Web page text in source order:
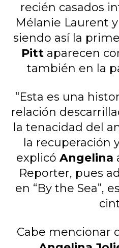
recién casados
Mélanie Laurent
siendo así la
Pittaparecen
también en la
“Esta es una
relación
la tenacidad del
la recuperación
explicó Angelina
Reporter, pues
en “By the Sea”,
Cabe mencionar